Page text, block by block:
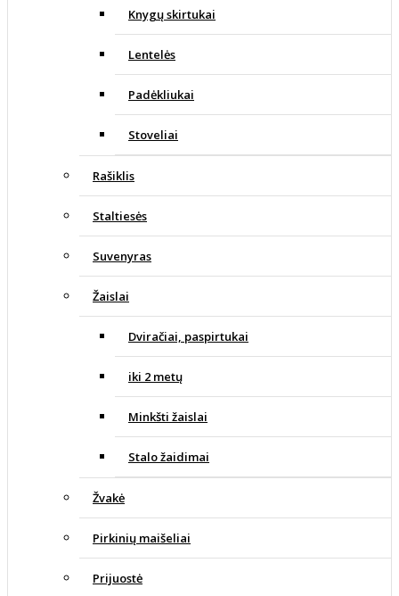
Knygų skirtukai
Lentelės
Padėkliukai
Stoveliai
Rašiklis
Staltiesės
Suvenyras
Žaislai
Dviračiai, paspirtukai
iki 2 metų
Minkšti žaislai
Stalo žaidimai
Žvakė
Pirkinių maišeliai
Prijuostė